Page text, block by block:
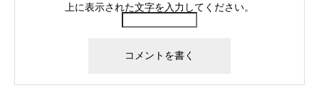
上に表示された文字を入力してください。